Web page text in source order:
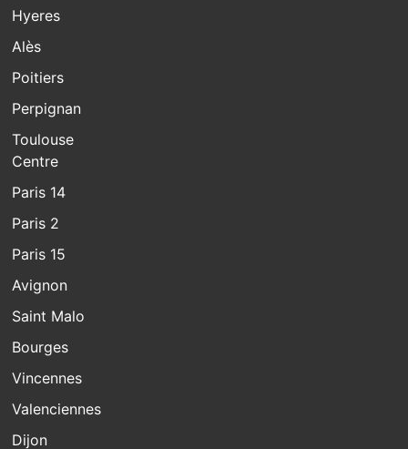
Hyeres
Alès
Poitiers
Perpignan
Toulouse
Centre
Paris 14
Paris 2
Paris 15
Avignon
Saint Malo
Bourges
Vincennes
Valenciennes
Dijon